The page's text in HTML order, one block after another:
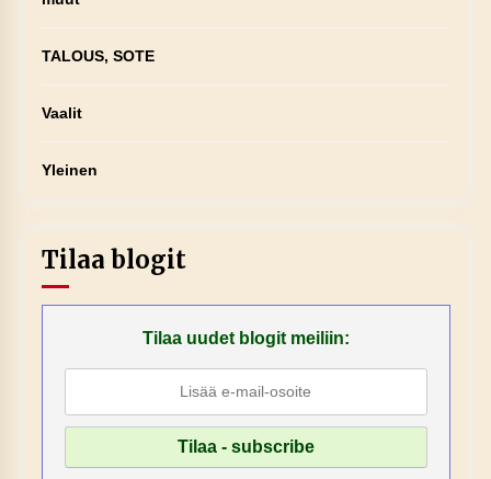
TALOUS, SOTE
Vaalit
Yleinen
Tilaa blogit
Tilaa uudet blogit meiliin: